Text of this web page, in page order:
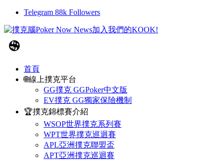
Telegram 88k Followers
首頁
🌐線上撲克平台
GG撲克 GGPoker中文版
EV撲克 GG獨家保險機制
🏆撲克錦標賽介紹
WSOP世界撲克系列賽
WPT世界撲克巡迴賽
APL亞洲撲克聯盟盃
APT亞洲撲克巡迴賽